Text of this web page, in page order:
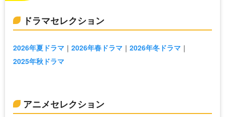
ドラマセレクション
2026年夏ドラマ 2026年春ドラマ
2026年冬ドラマ
2025年秋ドラマ
アニメセレクション